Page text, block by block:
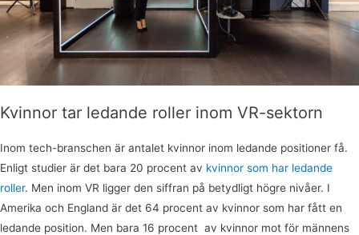
Kvinnor tar ledande roller inom VR-sektorn
Inom tech-branschen är antalet kvinnor inom ledande positioner få.
Enligt studier är det bara 20 procent av kvinnor som har ledande
roller. Men inom VR ligger den siffran på betydligt högre nivåer. I
Amerika och England är det 64 procent av kvinnor som har fått en
ledande position. Men bara 16 procent av kvinnor mot för männens